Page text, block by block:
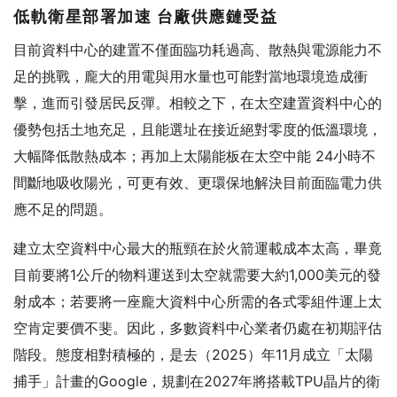
低軌衛星部署加速 台廠供應鏈受益
目前資料中心的建置不僅面臨功耗過高、散熱與電源能力不
足的挑戰，龐大的用電與用水量也可能對當地環境造成衝
擊，進而引發居民反彈。相較之下，在太空建置資料中心的
優勢包括土地充足，且能選址在接近絕對零度的低溫環境，
大幅降低散熱成本；再加上太陽能板在太空中能 24小時不
間斷地吸收陽光，可更有效、更環保地解決目前面臨電力供
應不足的問題。
建立太空資料中心最大的瓶頸在於火箭運載成本太高，畢竟
目前要將1公斤的物料運送到太空就需要大約1,000美元的發
射成本；若要將一座龐大資料中心所需的各式零組件運上太
空肯定要價不斐。因此，多數資料中心業者仍處在初期評估
階段。態度相對積極的，是去（2025）年11月成立「太陽
捕手」計畫的Google，規劃在2027年將搭載TPU晶片的衛